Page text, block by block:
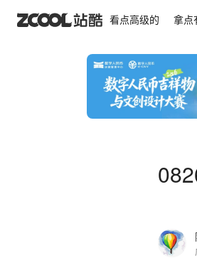
看点高级的 拿点
0826 COFFEE I 咖啡品牌